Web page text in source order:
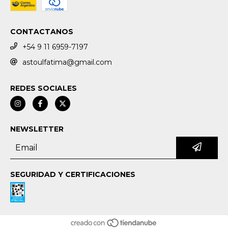
CONTACTANOS
+54 9 11 6959-7197
astoulfatima@gmail.com
REDES SOCIALES
NEWSLETTER
SEGURIDAD Y CERTIFICACIONES